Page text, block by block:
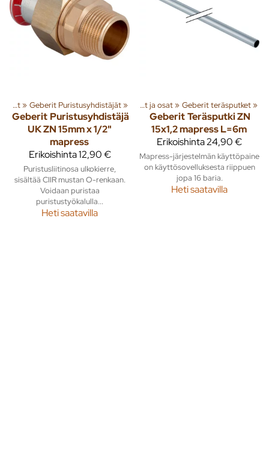
Geberit Sinkityt puristusliitosputket ja osat‪» Geberit Puristusyhdistäjät‪»
Geberit Puristusyhdistäjä
UK ZN 15mm x 1/2"
mapress
Erikoishinta12,90 €
Puristusliitinosa ulkokierre,
sisältää CIIR mustan O-renkaan.
Voidaan puristaa
puristustyökalulla...
Heti saatavilla
‪» Geberit Sinkityt puristusliitosputket ja osat‪» Geberit teräsputket‪»
GeberitTeräsputki ZN
15x1,2 mapress L=6m
Erikoishinta24,90 €
Mapress-järjestelmän käyttöpaine
on käyttösovelluksesta riippuen
jopa 16 baria.
Heti saatavilla